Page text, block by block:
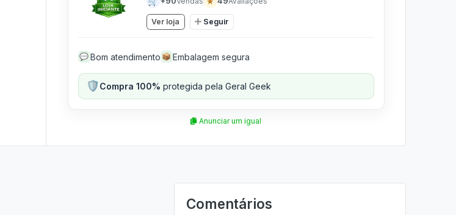
Ver loja Seguir
💬 Bom atendimento 📦 Embalagem segura
🛡️Compra 100% protegida pela Geral Geek
Anunciar um igual
Comentários